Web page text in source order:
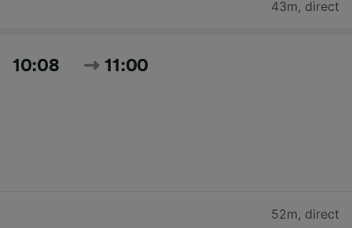
43m, direct
10:08 11:00
52m, direct